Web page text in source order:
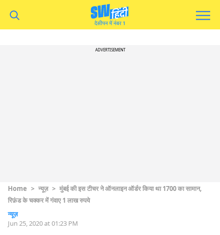
ADVERTISEMENT
Home > न्यूज़ > मुंबई की इस टीचर ने ऑनलाइन ऑर्डर किया था 1700 का सामान,
रिफ़ंड के चक्कर में गंवाए 1 लाख रुपये
न्यूज़
Jun 25, 2020 at 01:23 PM